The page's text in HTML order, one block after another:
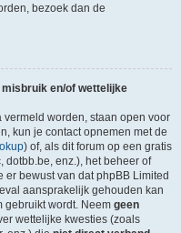
bezoek dan de
en/of wettelijke
worden, staan open voor
kun je contact opnemen met de
) of, als dit forum op een gratis
dotbb.be, enz.), het beheer of
bewust van dat phpBB Limited
aansprakelijk gehouden kan
gebruikt wordt. Neem geen
wettelijke kwesties (zoals